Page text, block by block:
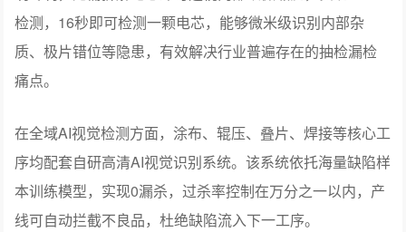
检测，16秒即可检测一颗电芯，能够微米级识别内部杂
质、极片错位等隐患，有效解决行业普遍存在的抽检漏检
痛点。
在全域AI视觉检测方面，涂布、辊压、叠片、焊接等核心工
序均配套自研高清AI视觉识别系统。该系统依托海量缺陷样
本训练模型，实现0漏杀，过杀率控制在万分之一以内，产
线可自动拦截不良品，杜绝缺陷流入下一工序。